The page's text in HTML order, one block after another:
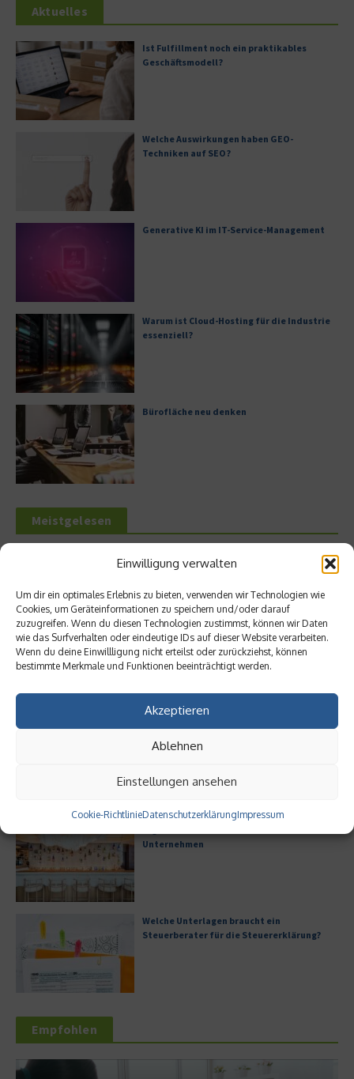
Einwilligung verwalten
Um dir ein optimales Erlebnis zu bieten, verwenden wir Technologien wie
Cookies, um Geräteinformationen zu speichern und/oder darauf
zuzugreifen. Wenn du diesen Technologien zustimmst, können wir Daten
wie das Surfverhalten oder eindeutige IDs auf dieser Website verarbeiten.
Wenn du deine Einwillligung nicht erteilst oder zurückziehst, können
bestimmte Merkmale und Funktionen beeinträchtigt werden.
Akzeptieren
Ablehnen
Einstellungen ansehen
Cookie-RichtlinieDatenschutzerklärungImpressum
Aktuelles
Ist Fulfillment noch ein praktikables
Geschäftsmodell?
Welche Auswirkungen haben GEO-
Techniken auf SEO?
Generative KI im IT-Service-Management
Warum ist Cloud-Hosting für die Industrie
essenziell?
Bürofläche neu denken
Meistgelesen
Leitfaden zur Eröffnung eines
Geschäftskontos für kleine Unternehmen
Hilton Worldwide: Eine Ikone der globalen
Hotellerie im Wandel der Zeit
Unternehmen
Welche Unterlagen braucht ein
Steuerberater für die Steuererklärung?
Empfohlen